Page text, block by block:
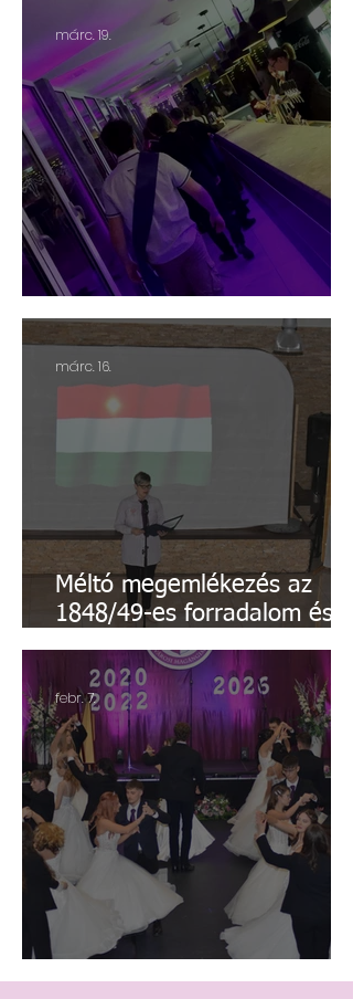
márc. 19.
Méltó megemlékezés az
1848/49-es forradalom és
márc. 16.
febr. 7.